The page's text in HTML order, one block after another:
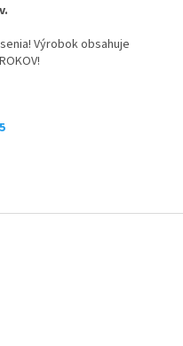
Výrobok obsahuje